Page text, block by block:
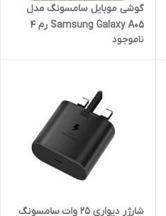
گوشی موبایل سامسونگ مدل
Samsung Galaxy A05 رم 4
گیگابایت ظرفیت 64 گیگابایت
ناموجود
شارژر دیواری 25 وات سامسونگ